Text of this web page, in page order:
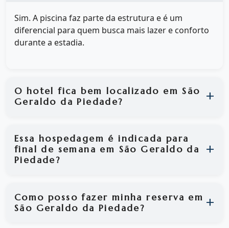
Sim. A piscina faz parte da estrutura e é um
diferencial para quem busca mais lazer e conforto
durante a estadia.
O hotel fica bem localizado em São
Geraldo da Piedade?
Essa hospedagem é indicada para
final de semana em São Geraldo da
Piedade?
Como posso fazer minha reserva em
São Geraldo da Piedade?